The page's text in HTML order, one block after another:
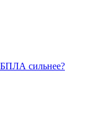
БПЛА сильнее?